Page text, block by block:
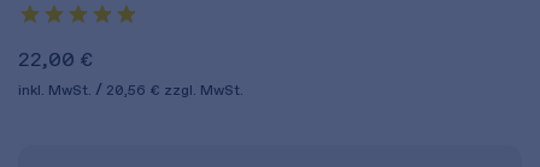
22,00 €
inkl. MwSt. 20,56 € zzgl. MwSt.